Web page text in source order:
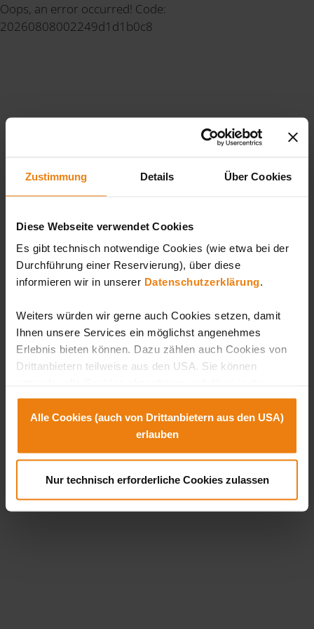
Zustimmung Details Über Cookies
Diese Webseite verwendet Cookies
Es gibt technisch notwendige Cookies (wie etwa bei der
Durchführung einer Reservierung), über diese
informieren wir in unserer Datenschutzerklärung.
Weiters würden wir gerne auch Cookies setzen, damit
Ihnen unsere Services ein möglichst angenehmes
Erlebnis bieten können. Dazu zählen auch Cookies von
Drittanbietern teilweise aus den USA. Sie können
Zukunft jederzeit widerrufen oder der Verwendung von
Cookies, die nicht technisch erforderlich sind,
widersprechen. Zu den Anbietern aus der USA: SIe
können diese auch einzeln abwählen oder zulassen. Der
europäischen Datenschutz entsprechendes
Schutzniveau gibt und wir einerseits Ihnen eine perfekte
Alle Cookies (auch von Drittanbietern aus den USA)
erlauben
Nur technisch erforderliche Cookies zulassen
Oops, an error occurred! Code:
20260808002249d1d1b0c8